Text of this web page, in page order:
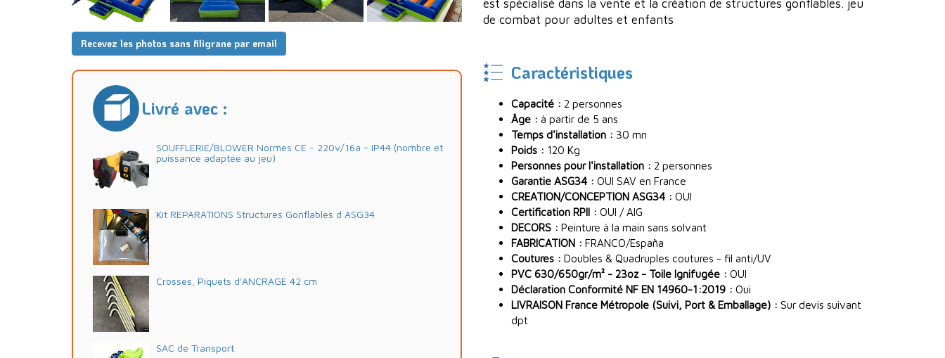
Recevez les photos sans filigrane par email
Livré avec :
SOUFFLERIE/BLOWER Normes CE - 220v/16a - IP44 (nombre et
puissance adaptée au jeu)
Kit REPARATIONS Structures Gonflables d ASG34
Crosses, Piquets d'ANCRAGE 42 cm
SAC de Transport
est spécialisé dans la vente et la création de structures gonflables. jeu
de combat pour adultes et enfants
Caractéristiques
Capacité : 2 personnes
Âge : à partir de 5 ans
Temps d'installation : 30 mn
Poids : 120 Kg
Personnes pour l'installation : 2 personnes
Garantie ASG34 : OUI SAV en France
CREATION/CONCEPTION ASG34 : OUI
Certification RPII : OUI / AIG
DECORS : Peinture à la main sans solvant
FABRICATION : FRANCO/España
Coutures : Doubles & Quadruples coutures - fil anti/UV
PVC 630/650gr/m² - 23oz - Toile Ignifugée : OUI
Déclaration Conformité NF EN 14960-1:2019 : Oui
LIVRAISON France Métropole (Suivi, Port & Emballage) : Sur devis suivant
dpt